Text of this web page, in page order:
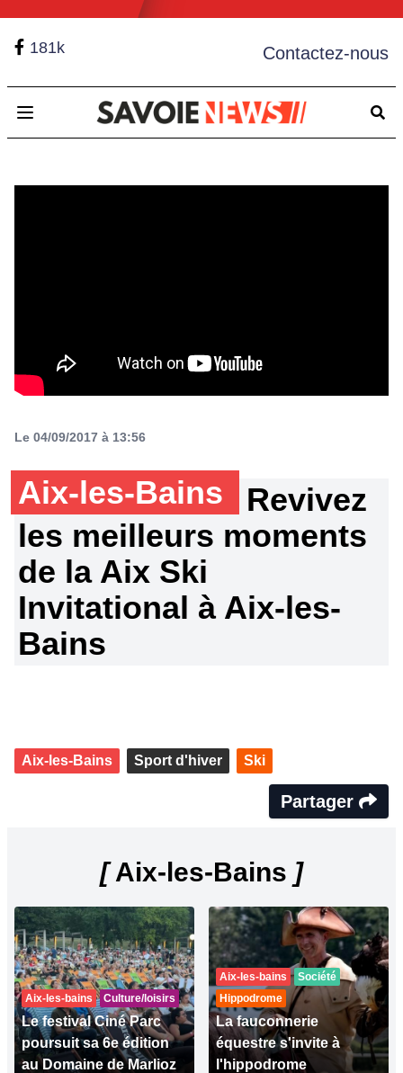
181k Contactez-nous
Open main menu
Le 04/09/2017 à 13:56
Aix-les-Bains
Revivez
les meilleurs moments
de la Aix Ski
Invitational à Aix-les-
Bains
Aix-les-Bains Sport d'hiver Ski
Partager
[Aix-les-Bains ]
Aix-les-bains Culture/loisirs
Le festival Ciné Parc
poursuit sa 6e édition
au Domaine de Marlioz
Aix-les-bains
Société
Hippodrome
La fauconnerie
équestre s'invite à
l'hippodrome